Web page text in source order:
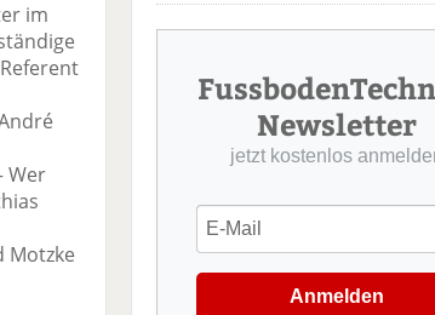
im
Wer
Motzke
Newsletter
jetzt kostenlos
Anmelden